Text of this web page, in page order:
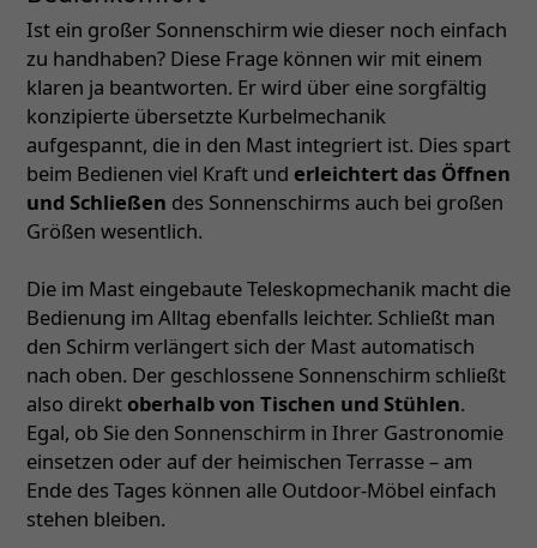
Ist ein großer Sonnenschirm wie dieser noch einfach
zu handhaben? Diese Frage können wir mit einem
klaren ja beantworten. Er wird über eine sorgfältig
konzipierte übersetzte Kurbelmechanik
aufgespannt, die in den Mast integriert ist. Dies spart
beim Bedienen viel Kraft und erleichtert das Öffnen
und Schließen des Sonnenschirms auch bei großen
Größen wesentlich.
Die im Mast eingebaute Teleskopmechanik macht die
Bedienung im Alltag ebenfalls leichter. Schließt man
den Schirm verlängert sich der Mast automatisch
nach oben. Der geschlossene Sonnenschirm schließt
also direktoberhalb von Tischen und Stühlen.
Egal, ob Sie den Sonnenschirm in Ihrer Gastronomie
einsetzen oder auf der heimischen Terrasse – am
Ende des Tages können alle Outdoor-Möbel einfach
stehen bleiben.